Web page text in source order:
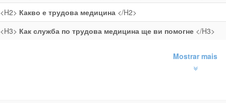
<H2> Какво е трудова медицина</H2>
<H3> Как служба по трудова медицина ще ви помогне</H3>
Mostrar mais